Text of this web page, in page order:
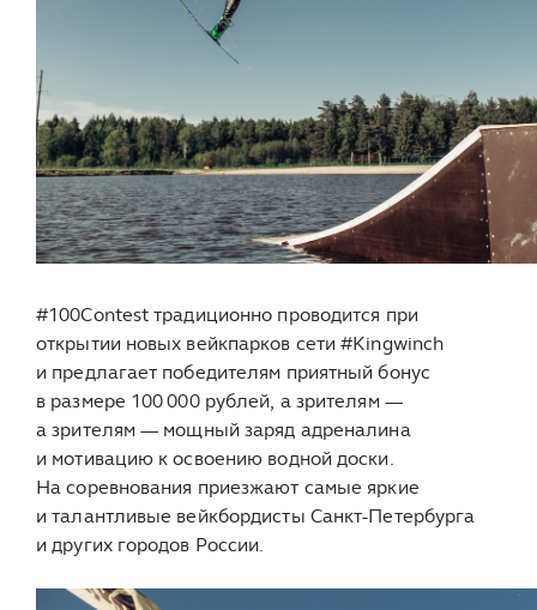
#100Contest традиционно проводится при
открытии новых вейкпарков сети #Kingwinch
и предлагает победителям приятный бонус
в размере 100 000 рублей, а зрителям —
а зрителям — мощный заряд адреналина
и мотивацию к освоению водной доски.
На соревнования приезжают самые яркие
и талантливые вейкбордисты Санкт-Петербурга
и других городов России.